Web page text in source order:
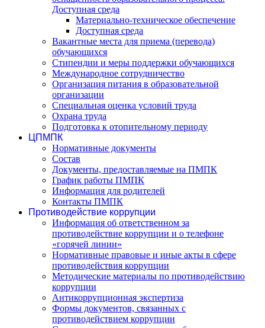
Доступная среда
Материально-техническое обеспечение
Доступная среда
Вакантные места для приема (перевода)
обучающихся
Стипендии и меры поддержки обучающихся
Международное сотрудничество
Организация питания в образовательной
организации
Специальная оценка условий труда
Охрана труда
Подготовка к отопительному периоду
ЦПМПК
Нормативные документы
Состав
Документы, предоставляемые на ПМПК
График работы ПМПК
Информация для родителей
Контакты ПМПК
Противодействие коррупции
Информация об ответственном за
противодействие коррупции и о телефоне
«горячей линии»
Нормативные правовые и иные акты в сфере
противодействия коррупции
Методические материалы по противодействию
коррупции
Антикоррупционная экспертиза
Формы документов, связанных с
противодействием коррупции